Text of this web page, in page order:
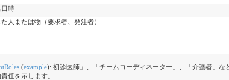
日時
人または物（要求者、発注者）
(example): 初診医師」、「チームコーディネーター」、「介護者」な
任を示します。